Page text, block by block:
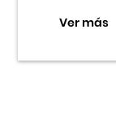
Ver más